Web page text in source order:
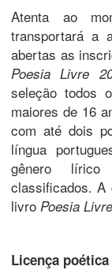
Atenta ao
transportará a
abertas as
Poesia Livre
seleção todos
maiores de 16
com até dois
língua
gênero lírico
classificados. A
livro Poesia
Licença poética